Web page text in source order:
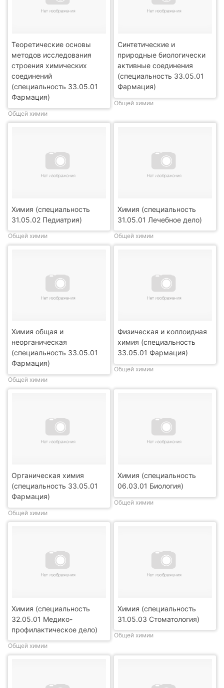
Теоретические основы
методов исследования
строения химических
соединений
(специальность 33.05.01
Фармация)
Общей химии
Синтетические и
природные биологически
активные соединения
(специальность 33.05.01
Фармация)
Общей химии
Химия (специальность
31.05.02 Педиатрия)
Общей химии
Химия (специальность
31.05.01 Лечебное дело)
Общей химии
Химия общая и
неорганическая
(специальность 33.05.01
Фармация)
Общей химии
Физическая и коллоидная
химия (специальность
33.05.01 Фармация)
Общей химии
Органическая химия
(специальность 33.05.01
Фармация)
Общей химии
Химия (специальность
06.03.01 Биология)
Общей химии
Химия (специальность
32.05.01 Медико-
профилактическое дело)
Общей химии
Химия (специальность
31.05.03 Стоматология)
Общей химии